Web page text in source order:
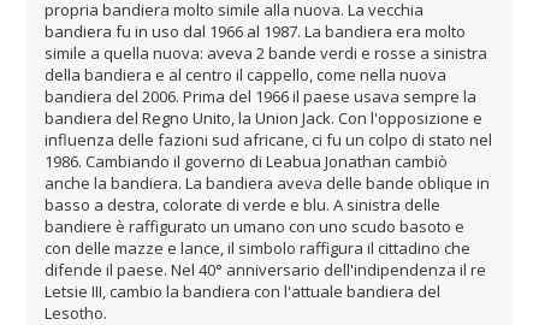
propria bandiera molto simile alla nuova. La vecchia
bandiera fu in uso dal 1966 al 1987. La bandiera era molto
simile a quella nuova: aveva 2 bande verdi e rosse a sinistra
della bandiera e al centro il cappello, come nella nuova
bandiera del 2006. Prima del 1966 il paese usava sempre la
bandiera del Regno Unito, la Union Jack. Con l'opposizione e
influenza delle fazioni sud africane, ci fu un colpo di stato nel
1986. Cambiando il governo di Leabua Jonathan cambiò
anche la bandiera. La bandiera aveva delle bande oblique in
basso a destra, colorate di verde e blu. A sinistra delle
bandiere è raffigurato un umano con uno scudo basoto e
con delle mazze e lance, il simbolo raffigura il cittadino che
difende il paese. Nel 40° anniversario dell'indipendenza il re
Letsie III, cambio la bandiera con l'attuale bandiera del
Lesotho.